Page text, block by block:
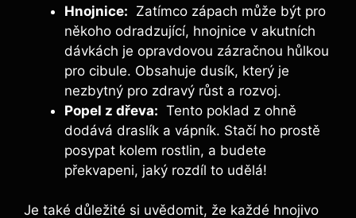
Hnojnice: ⁤ Zatímco zápach ‌může ⁢být pro
někoho odradzující, hnojnice v akutních
dávkách je opravdovou zázračnou hůlkou
pro cibule. Obsahuje dusík, který je
nezbytný⁣ pro zdravý ‌růst a​ rozvoj.
Popel ‍z dřeva: ⁣ Tento ⁣poklad ⁤z ⁣ohně​
dodává draslík a vápník. Stačí⁤ ho prostě
⁤posypat kolem rostlin, ‌a budete
⁢překvapeni, jaký rozdíl to udělá!
Je také důležité si ⁤uvědomit, že každé hnojivo